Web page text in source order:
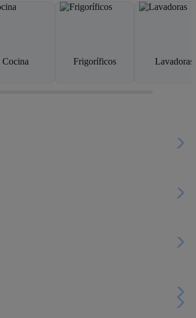
Cocina Frigoríficos Lavadoras